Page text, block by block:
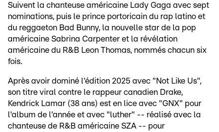
Suivent la chanteuse américaine Lady Gaga avec sept
nominations, puis le prince portoricain du rap latino et
du reggaeton Bad Bunny, la nouvelle star de la pop
américaine Sabrina Carpenter et la révélation
américaine du R&B Leon Thomas, nommés chacun six
fois.
Après avoir dominé l'édition 2025 avec "Not Like Us",
son titre viral contre le rappeur canadien Drake,
Kendrick Lamar (38 ans) est en lice avec "GNX" pour
l'album de l'année et avec "luther" -- réalisé avec la
chanteuse de R&B américaine SZA -- pour